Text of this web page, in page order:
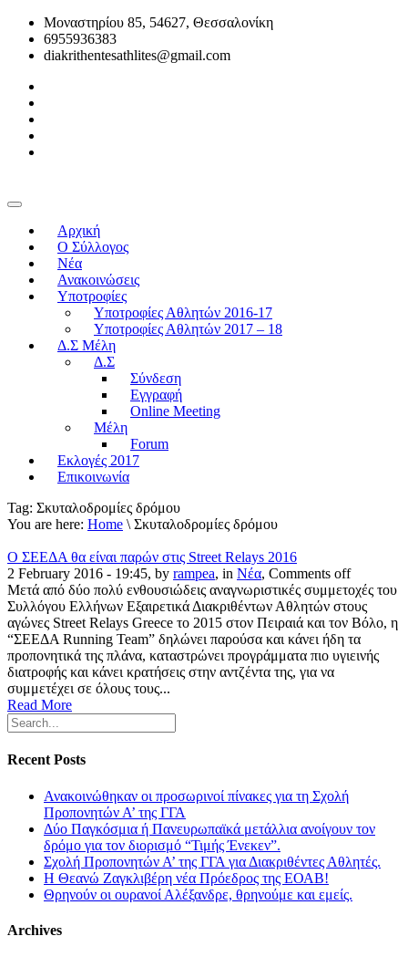
Μοναστηρίου 85, 54627, Θεσσαλονίκη
6955936383
diakrithentesathlites@gmail.com
Αρχική
O Σύλλογος
Νέα
Ανακοινώσεις
Υποτροφίες
Υποτροφίες Αθλητών 2016-17
Υποτροφίες Αθλητών 2017 – 18
Δ.Σ Μέλη
Δ.Σ
Σύνδεση
Εγγραφή
Online Meeting
Μέλη
Forum
Εκλογές 2017
Επικοινωνία
Tag: Σκυταλοδρομίες δρόμου
You are here: Home \ Σκυταλοδρομίες δρόμου
Ο ΣΕΕΔΑ θα είναι παρών στις Street Relays 2016
2 February 2016 - 19:45, by rampea, in Νέα, Comments off
Μετά από δύο πολύ ενθουσιώδεις αναγνωριστικές συμμετοχές του
Συλλόγου Ελλήνων Εξαιρετικά Διακριθέντων Αθλητών στους
αγώνες Street Relays Greece το 2015 στον Πειραιά και τον Βόλο, η
“ΣΕΕΔΑ Running Team” δηλώνει παρούσα και κάνει ήδη τα
προπονητικά της πλάνα, καταστρώνει προγράμματα πιο υγιεινής
διατροφής και κάνει κρατήσεις στην αντζέντα της, για να
συμμετέχει σε όλους τους...
Read More
Recent Posts
Ανακοινώθηκαν οι προσωρινοί πίνακες για τη Σχολή
Προπονητών Α’ της ΓΓΑ
Δύο Παγκόσμια ή Πανευρωπαϊκά μετάλλια ανοίγουν τον
δρόμο για τον διορισμό “Τιμής Ένεκεν”.
Σχολή Προπονητών Α’ της ΓΓΑ για Διακριθέντες Αθλητές.
Η Θεανώ Ζαγκλιβέρη νέα Πρόεδρος της ΕΟΑΒ!
Θρηνούν οι ουρανοί Αλέξανδρε, θρηνούμε και εμείς.
Archives